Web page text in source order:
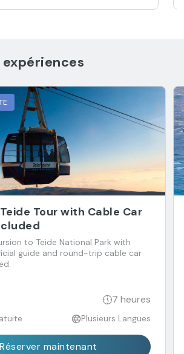
Tour with Cable Car
to Teide National Park with
guide and round-trip cable car
7 heures
Plusieurs Langues
Réserver maintenant